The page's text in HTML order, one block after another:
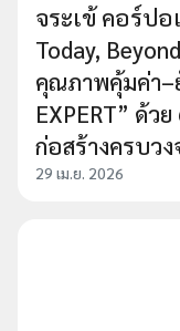
จระเข้ คอร์ป
Today,
คุณภาพคุ้มค่า–
EXPERT” ด้ว
ก่อสร้างครบว
29 เม.ย. 2026